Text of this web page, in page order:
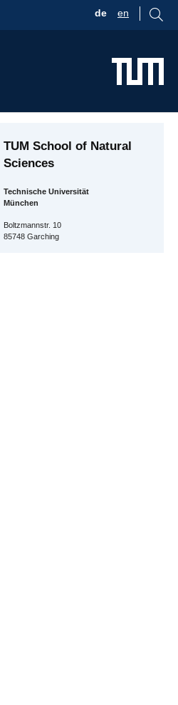
de en
TUM School of Natural
Sciences
Technische Universität
München
Boltzmannstr. 10
85748 Garching